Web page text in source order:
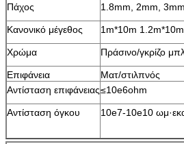
Πάχος
1.8mm, 2mm, 3mm
Κανονικό μέγεθος 1m*10m 1.2m*10m
Χρώμα Πράσινο/γκρίζο
Επιφάνεια
Ματ/στιλπνός
Αντίσταση επιφάνειας≤10e6ohm
Αντίσταση όγκου 10e7-10e10